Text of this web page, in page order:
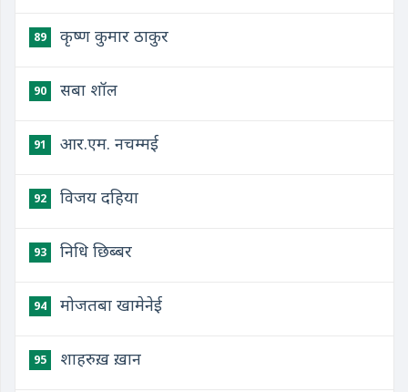
89 कृष्ण कुमार ठाकुर
90 सबा शॉल
91 आर.एम. नचम्मई
92 विजय दहिया
93 निधि छिब्बर
94 मोजतबा खामेनेई
95 शाहरुख़ ख़ान